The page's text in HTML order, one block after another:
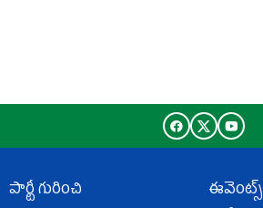
పార్టీ గురించి
ఈవెంట్స్